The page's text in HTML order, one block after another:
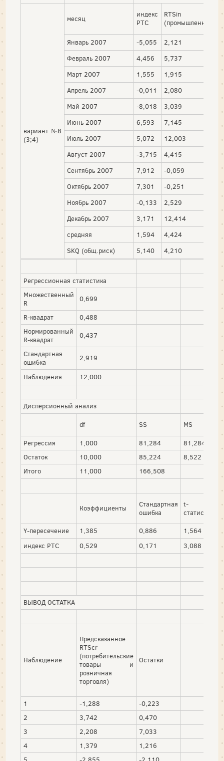
вариант №8
(3;4)
месяц
индекс
РТС
(промышленность)
Январь 2007 -5,055
2,121
Февраль 2007
4,456
5,737
Март 2007
1,555
1,915
Апрель 2007
-0,011
2,080
Май 2007
-8,018
3,039
Июнь 2007
6,593
7,145
Июль 2007
5,072
12,003
Август 2007
-3,715
4,415
Сентябрь 2007
7,912
-0,059
Октябрь 2007
7,301
-0,251
Ноябрь 2007
-0,133
2,529
Декабрь 2007
3,171
12,414
средняя
1,594
4,424
SKQ (общ.риск)
5,140 4,210
Регрессионная статистика
Множественный
R
0,699
R-квадрат
0,488
Нормированный
R-квадрат
0,437
Стандартная
ошибка
2,919
Наблюдения 12,000
Дисперсионный анализ
df SS MS
Регрессия 1,000 81,284 81,284
Остаток
10,000 85,224
8,522
Итого
11,000 166,508
Коэффициенты
Стандартная
ошибка
t-
статистика
Y-пересечение 1,385 0,886 1,564
индекс РТС
0,529 0,171 3,088
ВЫВОД ОСТАТКА
Наблюдение
Предсказанное
RTScr
(потребительские
товары и
розничная
торговля)
Остатки
1 -1,288 -0,223
2
3,742 0,470
3
2,208 7,033
4
1,379 1,216